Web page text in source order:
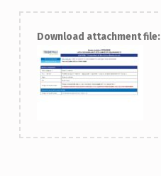
Download attachment file: